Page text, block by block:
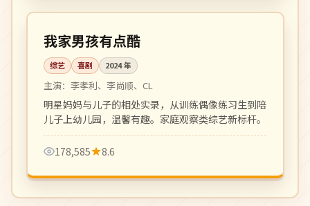
韩国
我家男孩有点酷
综艺 喜剧 2024年
主演： 李孝利、李尚顺、CL
明星妈妈与儿子的相处实录，从训练偶像练习生到陪
儿子上幼儿园，温馨有趣。家庭观察类综艺新标杆。
178,585 8.6